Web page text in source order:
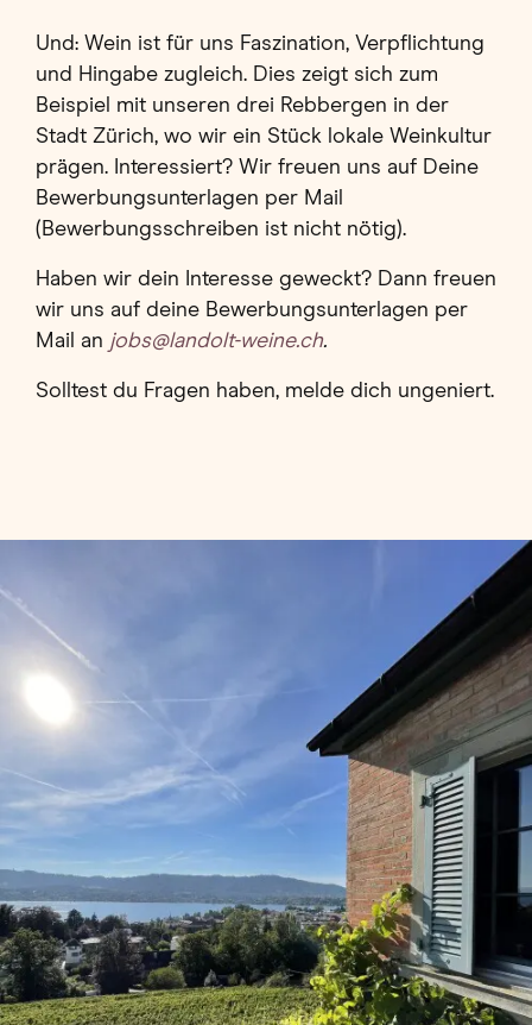
Und: Wein ist für uns Faszination, Verpflichtung
und Hingabe zugleich. Dies zeigt sich zum
Beispiel mit unseren drei Rebbergen in der
Stadt Zürich, wo wir ein Stück lokale Weinkultur
prägen. Interessiert? Wir freuen uns auf Deine
Bewerbungsunterlagen per Mail
(Bewerbungsschreiben ist nicht nötig).
Haben wir dein Interesse geweckt? Dann freuen
wir uns auf deine Bewerbungsunterlagen per
Mail an jobs@landolt-weine.ch.
Solltest du Fragen haben, melde dich ungeniert.